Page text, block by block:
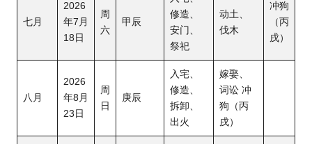
七月
2026
年7月
18日
周
六
甲辰
修造、
安门、
祭祀
动土、
伐木
冲狗
（丙
戌）
八月
2026
年8月
23日
周
日
庚辰
入宅、
修造、
拆卸、
出火
嫁娶、
词讼 冲
狗（丙
戌）